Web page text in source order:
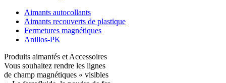
Aimants autocollants
Aimants recouverts de plastique
Fermetures magnétiques
Anillos-PK
Produits aimantés et Accessoires
Vous souhaitez rendre les lignes
de champ magnétiques « visibles